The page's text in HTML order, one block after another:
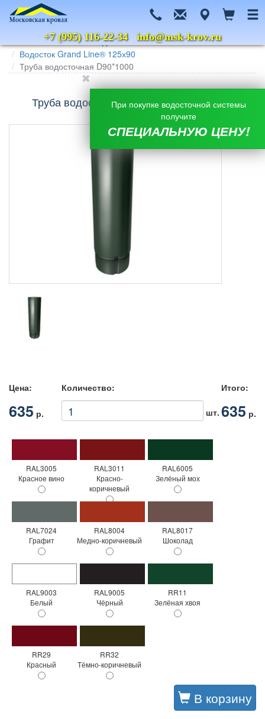
+7 (995) 116-22-34info@msk-krov.ru
Главная Каталог Водосточные системы
Grand Line
Водосток Grand Line® 125х90
Труба водосточная D90*1000
Труба водосточная D90*1000 Grand Line
Цена:
635 р.
Количество:
шт.
Итого:
635 р.
RAL3005
Красное вино
RAL3011
Красно-
коричневый
RAL6005
Зелёный мох
RAL7024
Графит
RAL8004
Медно-коричневый
RAL8017
Шоколад
RAL9003
Белый
RAL9005
Чёрный
RR11
Зелёная хвоя
RR29
Красный
RR32
Тёмно-коричневый
В корзину
При покупке водосточной системы
получите
СПЕЦИАЛЬНУЮ ЦЕНУ!